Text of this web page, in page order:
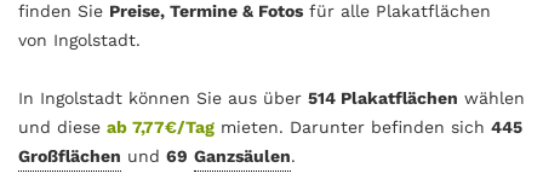
finden Sie Preise, Termine & Fotos für alle Plakatflächen
von Ingolstadt.
In Ingolstadt können Sie aus über 514 Plakatflächen wählen
und diese ab 7,77€/Tag mieten. Darunter befinden sich 445
Großflächen und 69 Ganzsäulen.